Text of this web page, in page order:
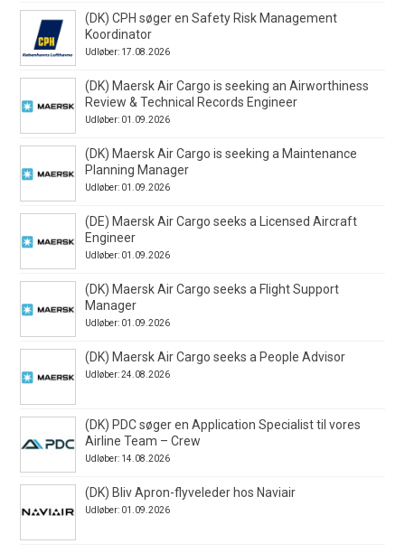
(DK) CPH søger en Safety Risk Management
Koordinator
Udløber: 17.08.2026
(DK) Maersk Air Cargo is seeking an Airworthiness
Review & Technical Records Engineer
Udløber: 01.09.2026
(DK) Maersk Air Cargo is seeking a Maintenance
Planning Manager
Udløber: 01.09.2026
(DE) Maersk Air Cargo seeks a Licensed Aircraft
Engineer
Udløber: 01.09.2026
(DK) Maersk Air Cargo seeks a Flight Support
Manager
Udløber: 01.09.2026
(DK) Maersk Air Cargo seeks a People Advisor
Udløber: 24.08.2026
(DK) PDC søger en Application Specialist til vores
Airline Team – Crew
Udløber: 14.08.2026
(DK) Bliv Apron-flyveleder hos Naviair
Udløber: 01.09.2026